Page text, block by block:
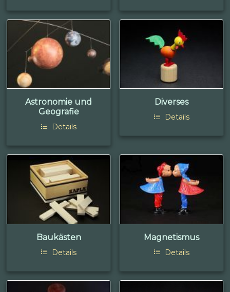
Astronomie und
Geografie
Details
Diverses
Details
Baukästen
Details
Magnetismus
Details